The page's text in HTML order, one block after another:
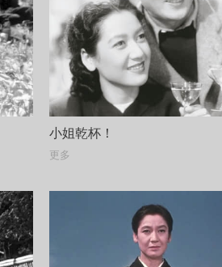
小姐乾杯！
更多